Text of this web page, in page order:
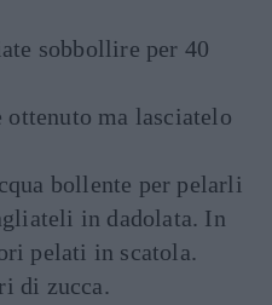
sobbollire per 40
ma lasciatelo
bollente per pelarli
in dadolata. In
pelati in scatola.
di zucca.